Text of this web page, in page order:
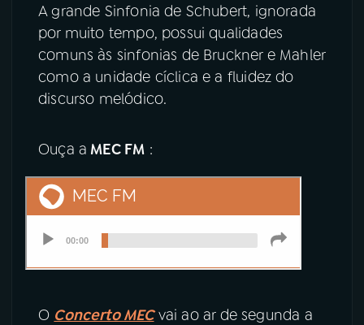
A grande Sinfonia de Schubert, ignorada
por muito tempo, possui qualidades
comuns às sinfonias de Bruckner e Mahler
como a unidade cíclica e a fluidez do
discurso melódico.
Ouça a MEC FM :
O Concerto MECvai ao ar de segunda a